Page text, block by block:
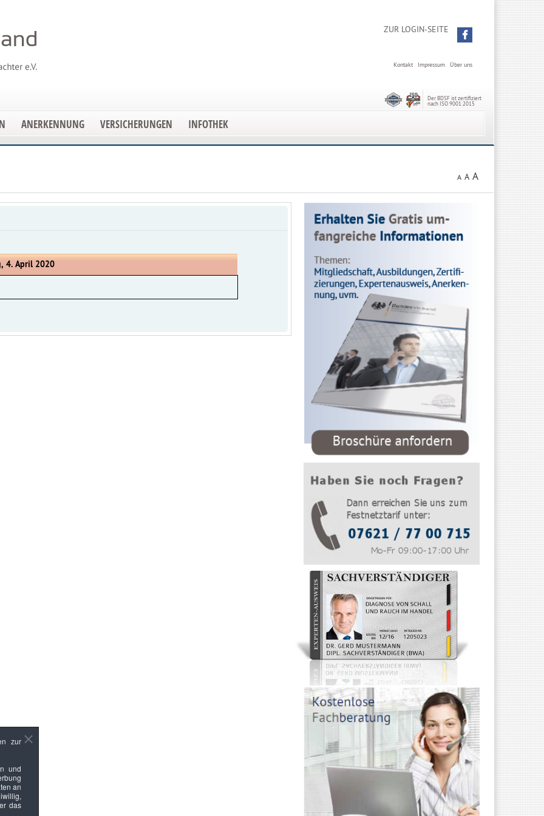
ZUR LOGIN-SEITE
Über uns
Impressum
Kontakt
Der BDSF ist zertifiziert
nach ISO 9001:2015
ANERKENNUNG VERSICHERUNGEN INFOTHEK
A A A
4. April 2020
zur
und
an
das